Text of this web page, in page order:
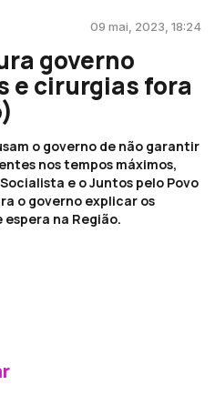
09 mai, 2023, 18:24
governo
e cirurgias fora
o governo de não garantir
nos tempos máximos,
e o Juntos pelo Povo
o governo explicar os
na Região.